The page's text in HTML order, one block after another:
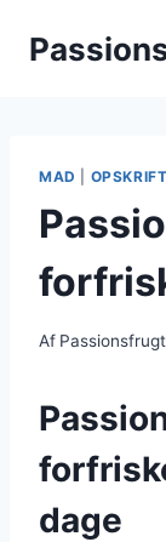
MAD
Af Passionsfrugt
dage